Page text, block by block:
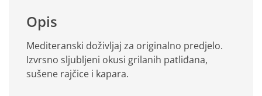
Opis
Mediteranski doživljaj za originalno predjelo.
Izvrsno sljubljeni okusi grilanih patliđana,
sušene rajčice i kapara.